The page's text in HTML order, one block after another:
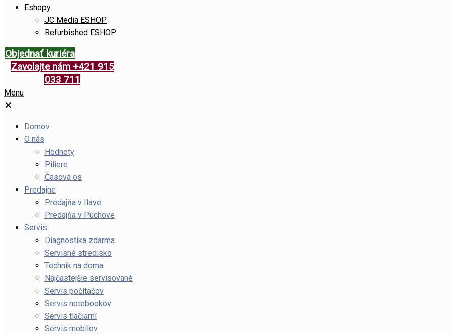
Eshopy
JC Media ESHOP
Refurbished ESHOP
Objednať kuriéra
Zavolajte nám +421 915
033 711
Menu
✕
Domov
O nás
Hodnoty
Piliere
Časová os
Predajne
Predajňa v Ilave
Predajňa v Púchove
Servis
Diagnostika zdarma
Servisné stredisko
Technik na doma
Najčastejšie servisované
Servis počítačov
Servis notebookov
Servis tlačiarní
Servis mobilov